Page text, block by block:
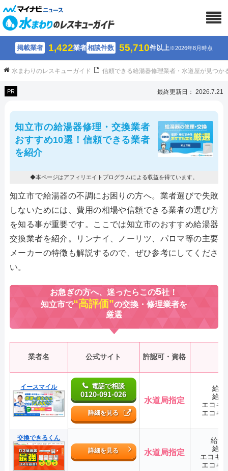
掲載業者 1,422業者相談件数 55,710件以上※2026年8月時点
水まわりのレスキューガイド 信頼できる給湯器修理業者・水道屋が見つか
PR 最終更新日： 2026.7.21
知立市の給湯器修理・交換業者
おすすめ10選！信頼できる業者
を紹介
◆本ページはアフィリエイトプログラムによる収益を得ています。
知立市で給湯器の不調にお困りの方へ。業者選びで失敗
しないためには、費用の相場や信頼できる業者の選び方
を知る事が重要です。ここでは知立市のおすすめ給湯器
交換業者を紹介。リンナイ、ノーリツ、パロマ等の主要
メーカーの特徴も解説するので、ぜひ参考にしてくださ
い。
お急ぎの方へ、迷ったらこの5社！
知立市で“高評価”の交換・修理業者を
厳選
業者名 公式サイト 許認可・資格
イースマイル 電話で相談
0120-091-026
詳細を見る
水道局指定
給
給
エコキ
エコキ
交換できるくん
詳細を見る
水道局指定
給湯
給
エコキ
エコキ